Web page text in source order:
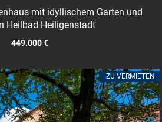
mit idyllischem Garten und
Heilbad Heiligenstadt
449.000 €
ZU VERMIETEN